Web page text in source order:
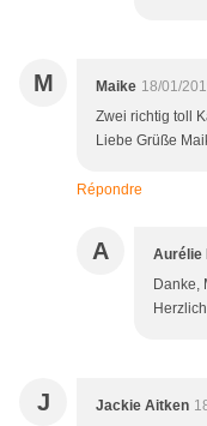
M Maike 18/01/
Zwei richtig toll
Liebe Grüße
Répondre
A Aurélie
Danke,
J Jackie Aitken